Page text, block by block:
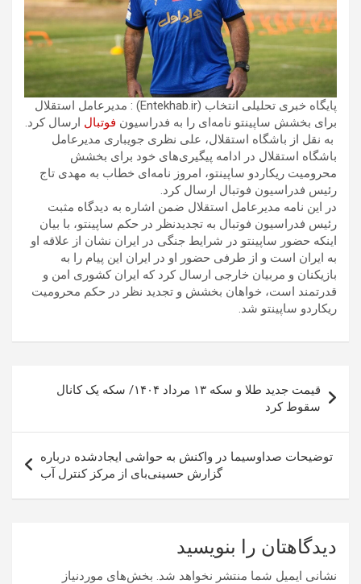
پایگاه خبری تحلیلی انتخاب (Entekhab.ir) : مدیرعامل استقلال
برای بخشش ساپینتو نامه‌ای را به فدراسیون فوتبال ارسال کرد.
به نقل از باشگاه استقلال، علی نظری جویباری مدیرعامل
باشگاه استقلال در ادامه پیگیری‌های خود برای بخشش
محرومیت ریکاردو ساپینتو، امروز نامه‌ای خطاب به مهدی تاج
رئیس فدراسیون فوتبال ارسال کرد.
در این نامه مدیرعامل استقلال ضمن اشاره به دیدگاه مثبت
رئیس فدراسیون فوتبال به تجدیدنظر در حکم ساپینتو، با بیان
اینکه حضور ساپینتو در شرایط جنگی در ایران نشان از علاقه او
به ایران است و از طرفی حضور او در ایران این پیام را به
بازیکنان و مربیان خارجی ارسال کرد که ایران کشوری امن و
قدرتمند است، خواهان بخشش و تجدید نظر در حکم محرومیت
ریکاردو ساپینتو شد.
نوشته
قیمت جدید طلا و سکه ۱۳ مرداد ۱۴۰۴/ سکه یک کانال
سقوط کرد
توضیحات صداوسیما در واکنش به حواشی ایجادشده درباره
گزارش حسینی‌بای از مرکز کنترل آب
دیدگاهتان را بنویسید
نشانی ایمیل شما منتشر نخواهد شد. بخش‌های موردنیاز